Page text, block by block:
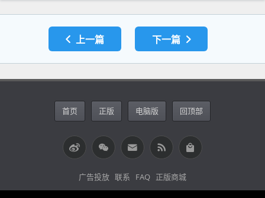
上一篇 下一篇
首页 正版 电脑版 回顶部
广告投放 联系 FAQ 正版商城